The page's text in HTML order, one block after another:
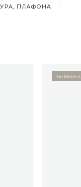
ПЛАФОНА
Новинка